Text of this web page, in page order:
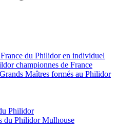
du Philidor en individuel
championnes de France
Maîtres formés au Philidor
Philidor
du Philidor Mulhouse